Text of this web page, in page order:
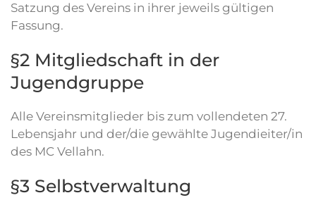
Satzung des Vereins in ihrer jeweils gültigen
Fassung.
§2 Mitgliedschaft in der
Jugendgruppe
Alle Vereinsmitglieder bis zum vollendeten 27.
Lebensjahr und der/die gewählte Jugendieiter/in
des MC Vellahn.
§3 Selbstverwaltung